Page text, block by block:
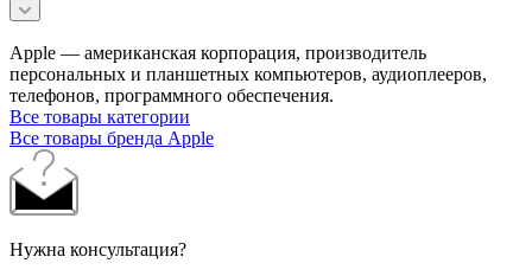
Apple — американская корпорация, производитель
персональных и планшетных компьютеров, аудиоплееров,
телефонов, программного обеспечения.
Все товары категории
Все товары бренда Apple
Нужна консультация?